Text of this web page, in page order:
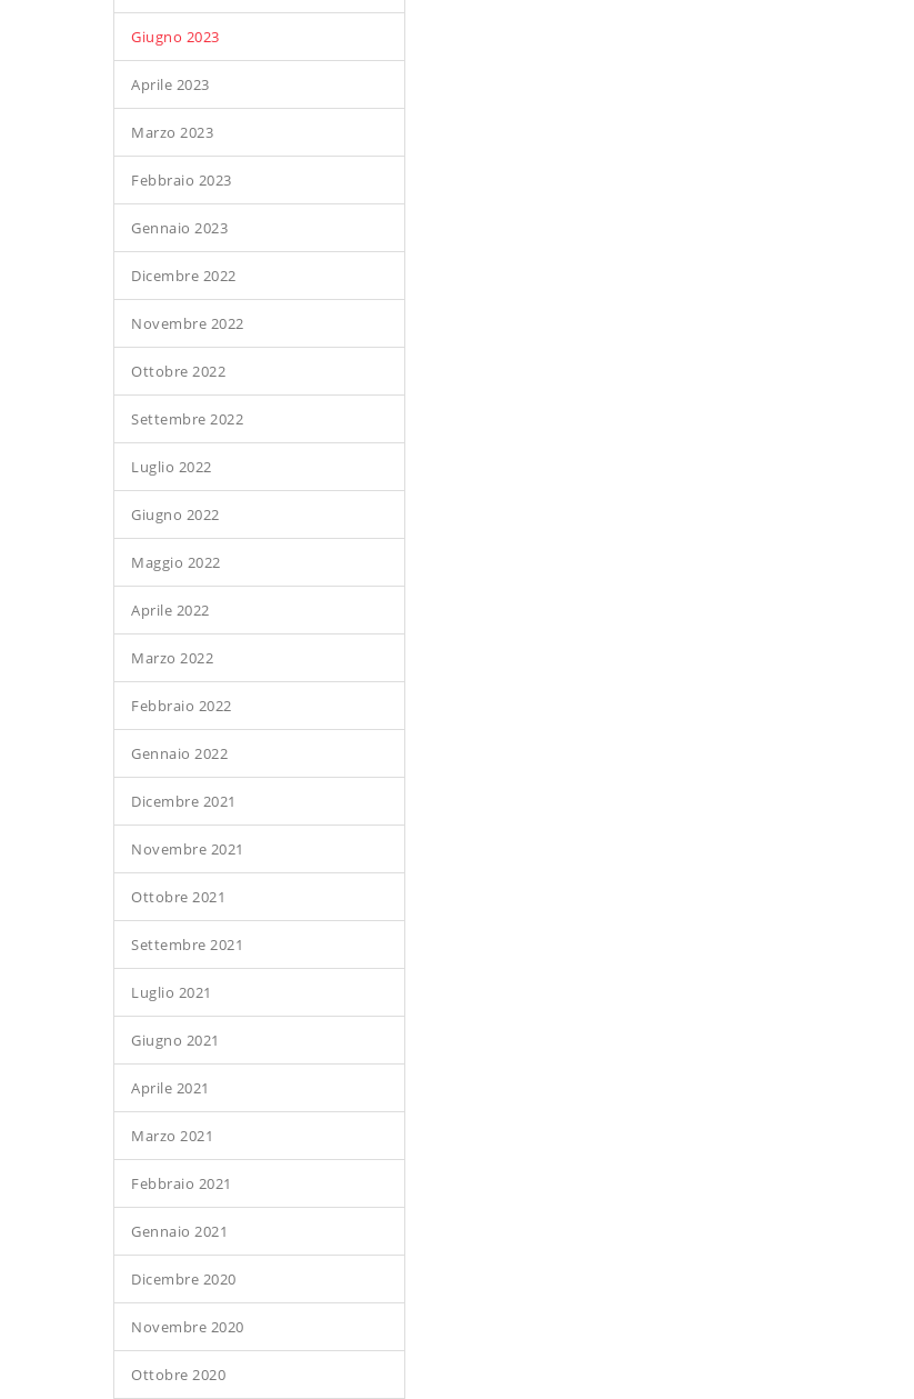
Giugno 2023
Aprile 2023
Marzo 2023
Febbraio 2023
Gennaio 2023
Dicembre 2022
Novembre 2022
Ottobre 2022
Settembre 2022
Luglio 2022
Giugno 2022
Maggio 2022
Aprile 2022
Marzo 2022
Febbraio 2022
Gennaio 2022
Dicembre 2021
Novembre 2021
Ottobre 2021
Settembre 2021
Luglio 2021
Giugno 2021
Aprile 2021
Marzo 2021
Febbraio 2021
Gennaio 2021
Dicembre 2020
Novembre 2020
Ottobre 2020